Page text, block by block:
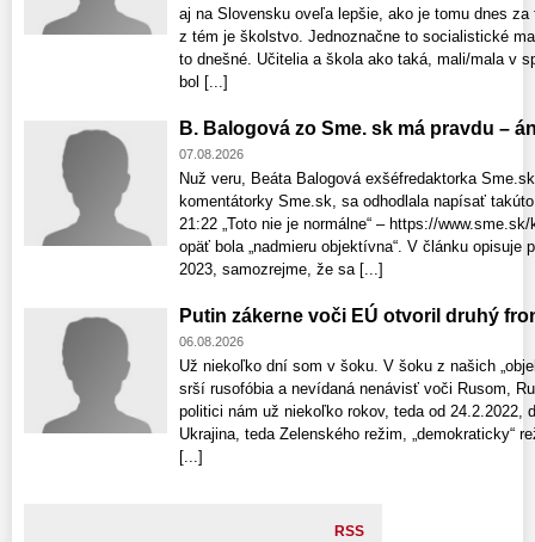
aj na Slovensku oveľa lepšie, ako je tomu dnes
z tém je školstvo. Jednoznačne to socialistické
to dnešné. Učitelia a škola ako taká, mali/mala v
bol [...]
B. Balogová zo Sme. sk má pravdu –
07.08.2026
Nuž veru, Beáta Balogová exšéfredaktorka
komentátorky Sme.sk, sa odhodlala napísať
21:22 „Toto nie je normálne“ – https://
opäť bola „nadmieru objektívna“. V článku
2023, samozrejme, že sa [...]
Putin zákerne voči EÚ otvoril druhý
06.08.2026
Už niekoľko dní som v šoku. V šoku z našich
srší rusofóbia a nevídaná nenávisť voči Rusom,
politici nám už niekoľko rokov, teda od 24.2.2022,
Ukrajina, teda Zelenského režim, „demokraticky“
[...]
RSS